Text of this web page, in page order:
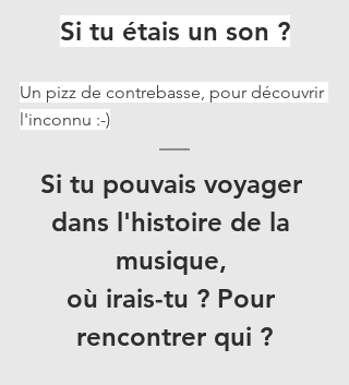
Si tu étais un son ?
Un pizz de contrebasse, pour découvrir
l'inconnu :-)
Si tu pouvais voyager
dans l'histoire de la
musique,
où irais-tu ? Pour
rencontrer qui ?